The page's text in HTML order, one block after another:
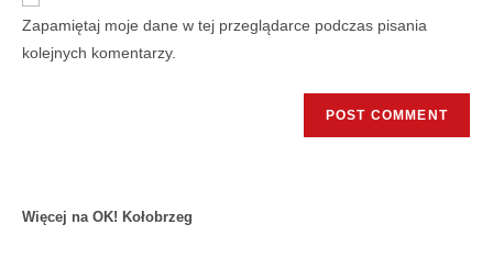
Zapamiętaj moje dane w tej przeglądarce podczas pisania
kolejnych komentarzy.
Więcej na OK! Kołobrzeg